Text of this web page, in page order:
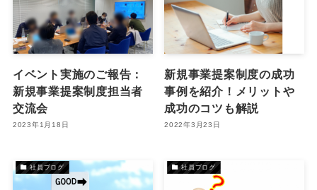
イベント実施のご報告：
新規事業提案制度担当者
交流会
2023年1月18日
新規事業提案制度の成功
事例を紹介！メリットや
成功のコツも解説
2022年3月23日
社員ブログ 社員ブログ